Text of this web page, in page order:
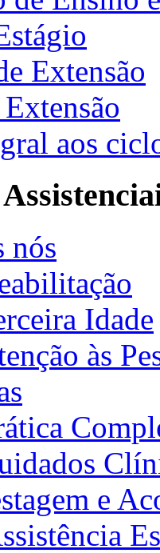
Extensão
aos
nós
Idade
às
e